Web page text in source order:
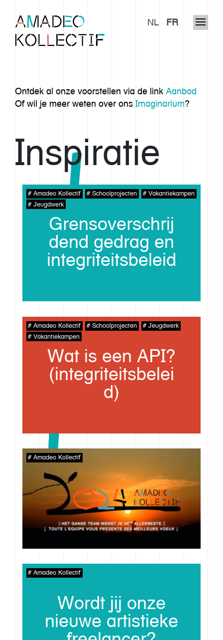
NL FR
Ons verhaal
Werkwijze
Imaginarium
Aanbod
Ontdek al onze voorstellen via de link Aanbod
Of wil je meer weten over ons Imaginarium?
Inspiratie
Amadeo Kollectif Schoolprojecten
Vakantiekampen
Jeugdwerk
Grensoverschrij
dend gedrag en
integriteitsbeleid
Amadeo Kollectif Schoolprojecten
Jeugdwerk
Vakantiekampen
Wat is een API?
(integriteitsbelei
d)
Amadeo Kollectif
Amadeo Kollectif
Wordt jij onze
nieuwe artistieke